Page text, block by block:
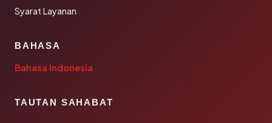
Syarat Layanan
BAHASA
Bahasa Indonesia
TAUTAN SAHABAT